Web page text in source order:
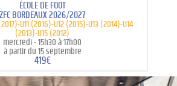
ÉCOLE DE FOOT
ZFC BORDEAUX 2026/2027
U11 (2016)-U12 (2015)-U13 (2014)-U14
(2013)-U15 (2012)
mercredi - 15h30 à 17h00
à partir du 15 septembre
419€